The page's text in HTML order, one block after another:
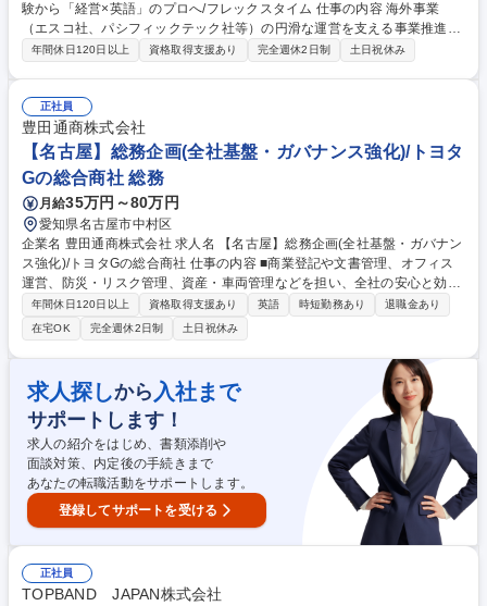
験から「経営×英語」のプロへ/フレックスタイム 仕事の内容 海外事業
（エスコ社、パシフィックテック社等）の円滑な運営を支える事業推進担
当として、本社と現地の「情報の橋渡し」を担います。語学力を活かし、
よび本社関連部署（経理・人事・法務等）との調整 ■海外拠点管理サポー
ト：現地の課題（労務・経理等）のヒアリング、解決に向けた手配 ■海外
出張・現地アテンド：対面での信頼関係構築 ■PMI（統合プロセス）支
援：M&Aを実施した企業のグループ化を支援 募集職種 【名古屋】海外事
業推進／未経験から「経営×英語」のプロへ/フレックスタイム
年間休日120日以上 資格取得支援あり 完全週休2日制 土日祝休み
正社員
豊田通商株式会社
【名古屋】総務企画(全社基盤・ガバナンス強化)/トヨタ
Gの総合商社 総務
月給35万円～80万円
愛知県名古屋市中村区
企業名 豊田通商株式会社 求人名 【名古屋】総務企画(全社基盤・ガバナン
ス強化)/トヨタGの総合商社 仕事の内容 ■商業登記や文書管理、オフィス
運営、防災・リスク管理、資産・車両管理などを担い、全社の安心と効率
を創出。制度設計や業務改善、障がい者雇用推進、オフィス改革など全社
横断の取り組みをリードするポジション 【業務詳細】総務企画室は、商業
登記・文書管理・法令対応などの全社制度運営を担い、現場と本社をつな
いで業務最適化とガバナンス強化を推進します。オフィス運営や資産・車
両管理、防災対応、情報管理など幅広い領域で安心・安全を確保。さらに
障がい者雇用推進やオフィス改革など全社横断プロジェクトを牽引し、働
きやすい環境づくりと企業の変革を支える役割を担います。 募集職種
【名古屋】総務企画(全社基盤・ガバナンス強化)/トヨタGの総合商社
年間休日120日以上 資格取得支援あり 英語 時短勤務あり
退職金あり
在宅OK
完全週休2日制 土日祝休み
求人探しから 入社まで
サポートします！
求人の紹介をはじめ、書類添削や
面談対策、内定後の手続きまで
あなたの転職活動をサポートします。
登録してサポートを受ける
正社員
TOPBAND JAPAN株式会社